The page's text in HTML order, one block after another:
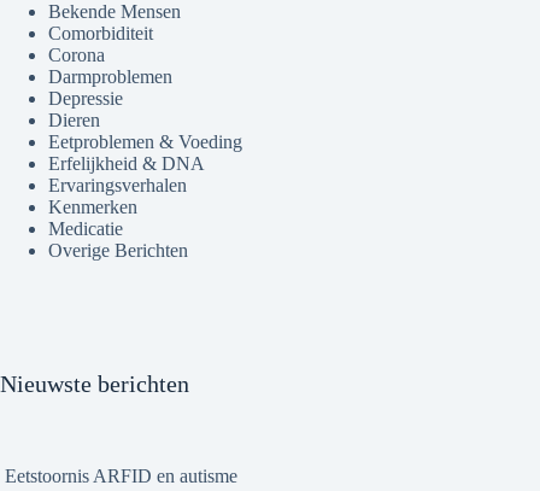
Bekende Mensen
Comorbiditeit
Corona
Darmproblemen
Depressie
Dieren
Eetproblemen & Voeding
Erfelijkheid & DNA
Ervaringsverhalen
Kenmerken
Medicatie
Overige Berichten
Nieuwste berichten
Eetstoornis ARFID en autisme